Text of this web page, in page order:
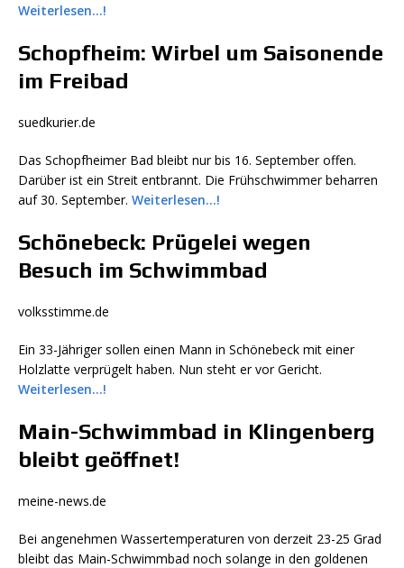
Weiterlesen…!
Schopfheim: Wirbel um Saisonende
im Freibad
suedkurier.de
Das Schopfheimer Bad bleibt nur bis 16. September offen.
Darüber ist ein Streit entbrannt. Die Frühschwimmer beharren
auf 30. September. Weiterlesen…!
Schönebeck: Prügelei wegen
Besuch im Schwimmbad
volksstimme.de
Ein 33-Jähriger sollen einen Mann in Schönebeck mit einer
Holzlatte verprügelt haben. Nun steht er vor Gericht.
Weiterlesen…!
Main-Schwimmbad in Klingenberg
bleibt geöffnet!
meine-news.de
Bei angenehmen Wassertemperaturen von derzeit 23-25 Grad
bleibt das Main-Schwimmbad noch solange in den goldenen